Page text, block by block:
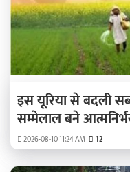
इस यूरिया से बदली
सम्मेलाल बने
2026-08-10 11:24 AM 12